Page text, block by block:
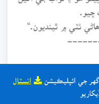
جي ائپليڪيشن انسٽال
چيو.
ٺٽي ۾ ٿينديون.“
کي ٺٽي جي نواب وٽ
تي ٿي اُڏاڻو. تارا